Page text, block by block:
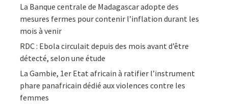
La Banque centrale de Madagascar adopte des
mesures fermes pour contenir l’inflation durant les
mois à venir
RDC : Ebola circulait depuis des mois avant d’être
détecté, selon une étude
La Gambie, 1er Etat africain à ratifier l’instrument
phare panafricain dédié aux violences contre les
femmes